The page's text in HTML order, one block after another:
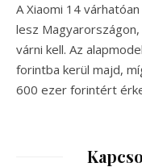
A Xiaomi 14
lesz
várni kell. Az
forintba kerül majd,
600 ezer forintért